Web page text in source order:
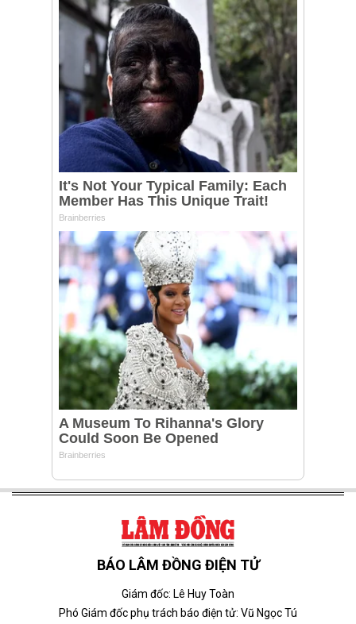
BÁO LÂM ĐỒNG ĐIỆN TỬ
Giám đốc: Lê Huy Toàn
Phó Giám đốc phụ trách báo điện tử: Vũ Ngọc Tú